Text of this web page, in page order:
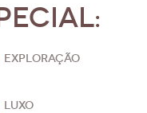
EXPLORAÇÃO
LUXO